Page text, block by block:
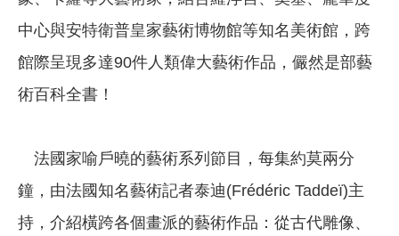
中心與安特衛普皇家藝術博物館等知名美術館，跨
館際呈現多達90件人類偉大藝術作品，儼然是部藝
術百科全書！
法國家喻戶曉的藝術系列節目，每集約莫兩分
鐘，由法國知名藝術記者泰迪(Frédéric Taddeï)主
持，介紹橫跨各個畫派的藝術作品：從古代雕像、